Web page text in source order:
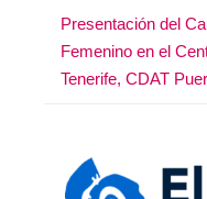
Presentación del
Femenino en el
Tenerife, CDAT